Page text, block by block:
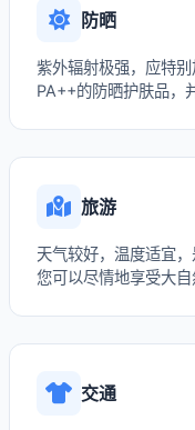
防晒
紫外辐射极强，应特别
PA++的防晒护肤品，
旅游
天气较好，温度适宜
您可以尽情地享受大自
交通